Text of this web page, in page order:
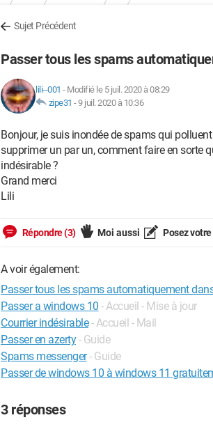
Sujet Précédent
Passer tous les spams
lili--001 - Modifié le 5 juil. 2020 à 08:29
zipe31 -9 juil. 2020 à 10:36
Bonjour, je suis inondée de spams qui
supprimer un par un, comment faire en sorte
indésirable ?
Grand merci
Lili
Répondre (3) Moi aussi Posez
A voir également:
Passer tous les spams automatiquement
Passer a windows 10 - Accueil - Mise à jour
Courrier indésirable - Accueil - Mail
Passer en azerty - Guide
Spams messenger- Guide
Passer de windows 10 à windows 11
3 réponses